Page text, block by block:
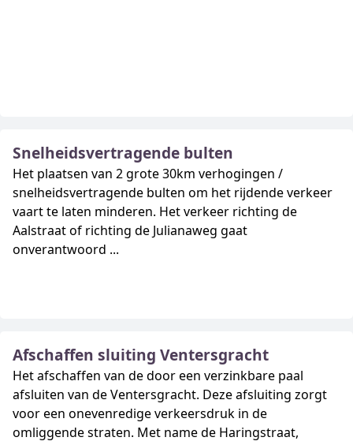
Snelheidsvertragende bulten
Het plaatsen van 2 grote 30km verhogingen /
snelheidsvertragende bulten om het rijdende verkeer
vaart te laten minderen. Het verkeer richting de
Aalstraat of richting de Julianaweg gaat
onverantwoord ...
Afschaffen sluiting Ventersgracht
Het afschaffen van de door een verzinkbare paal
afsluiten van de Ventersgracht. Deze afsluiting zorgt
voor een onevenredige verkeersdruk in de
omliggende straten. Met name de Haringstraat,